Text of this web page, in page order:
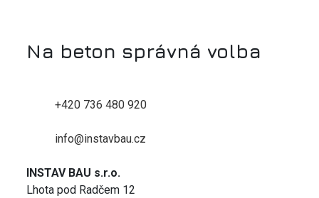
Na beton správná volba
+420 736 480 920
info@instavbau.cz
INSTAV BAU s.r.o.
Lhota pod Radčem 12